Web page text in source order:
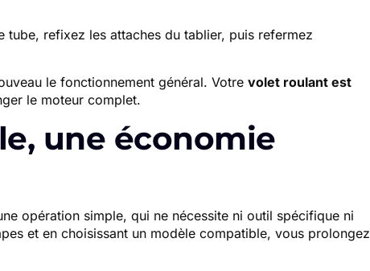
refixez les attaches du tablier, puis refermez
le fonctionnement général. Votre volet roulant est
le moteur complet.
une économie
opération simple, qui ne nécessite ni outil spécifique ni
et en choisissant un modèle compatible, vous prolongez